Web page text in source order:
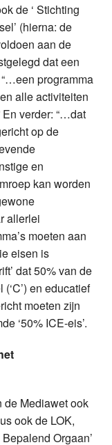
de ‘ Stichting
(hierna: de
aan de
dat een
programma
alle activiteiten
En verder: “…dat
op de
en
kan worden
allerlei
moeten aan
eisen is
dat 50% van de
en educatief
moeten zijn
‘50% ICE-eis’.
de Mediawet ook
ook de LOK,
Orgaan’